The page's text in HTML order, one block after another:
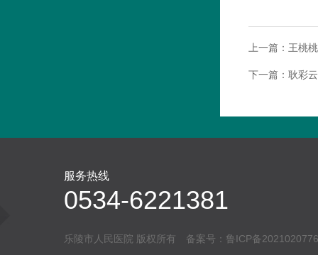
上一篇： 王桃桃
下一篇： 耿彩云
服务热线
0534-6221381
乐陵市人民医院 版权所有 备案号： 鲁ICP备